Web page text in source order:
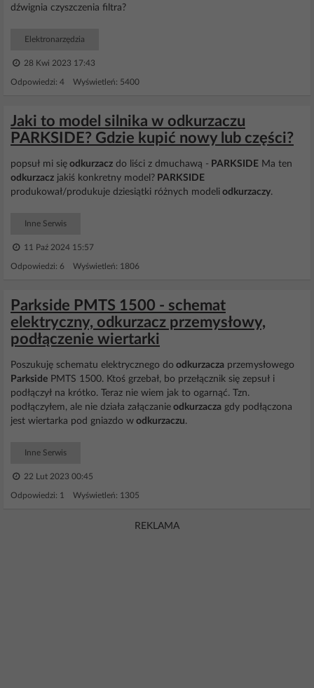
dźwignia czyszczenia filtra?
Elektronarzędzia
28 Kwi 2023 17:43
Odpowiedzi: 4 Wyświetleń: 5400
Jaki to model silnika w odkurzaczu
PARKSIDE? Gdzie kupić nowy lub części?
popsuł mi się odkurzacz do liści z dmuchawą - PARKSIDE Ma ten
odkurzacz jakiś konkretny model? PARKSIDE
produkował/produkuje dziesiątki różnych modeli odkurzaczy.
Inne Serwis
11 Paź 2024 15:57
Odpowiedzi: 6 Wyświetleń: 1806
Parkside PMTS 1500 - schemat
elektryczny, odkurzacz przemysłowy,
podłączenie wiertarki
Poszukuję schematu elektrycznego do odkurzacza przemysłowego
Parkside PMTS 1500. Ktoś grzebał, bo przełącznik się zepsuł i
podłączył na krótko. Teraz nie wiem jak to ogarnąć. Tzn.
podłączyłem, ale nie działa załączanie odkurzacza gdy podłączona
jest wiertarka pod gniazdo w odkurzaczu.
Inne Serwis
22 Lut 2023 00:45
Odpowiedzi: 1 Wyświetleń: 1305
REKLAMA